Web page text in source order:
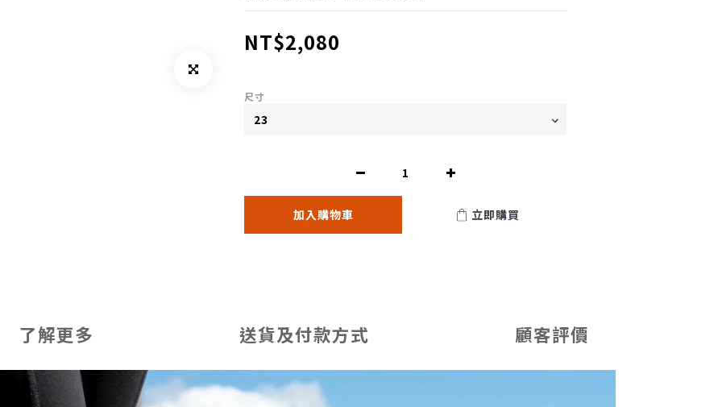
NT$2,080
尺寸
加入購物車 立即購買
了解更多 送貨及付款方式 顧客評價